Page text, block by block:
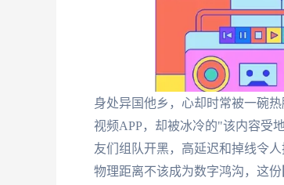
身处异国他乡，心却时常被一碗
视频APP，却被冰冷的"该内容受
友们组队开黑，高延迟和掉线令
物理距离不该成为数字鸿沟，这份